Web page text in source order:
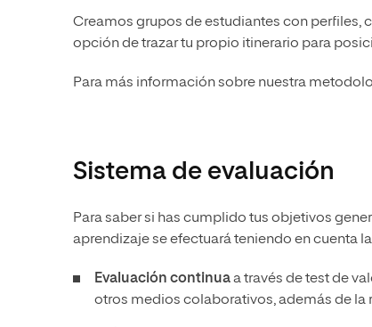
Creamos grupos de estudiantes con perfiles,
opción de trazar tu propio itinerario para
Para más información sobre nuestra
Sistema de evaluación
Para saber si has cumplido tus objetivos
aprendizaje se efectuará teniendo en cuenta
Evaluación continuaa través de test de
otros medios colaborativos, además de la